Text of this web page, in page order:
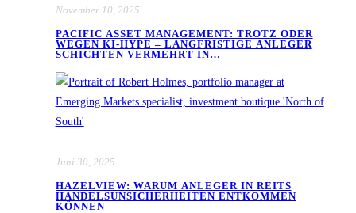
November 10, 2025
PACIFIC ASSET MANAGEMENT: TROTZ ODER
WEGEN KI-HYPE – LANGFRISTIGE ANLEGER
SCHICHTEN VERMEHRT IN
Juni 30, 2025
HAZELVIEW: WARUM ANLEGER IN REITS
HANDELSUNSICHERHEITEN ENTKOMMEN
KÖNNEN